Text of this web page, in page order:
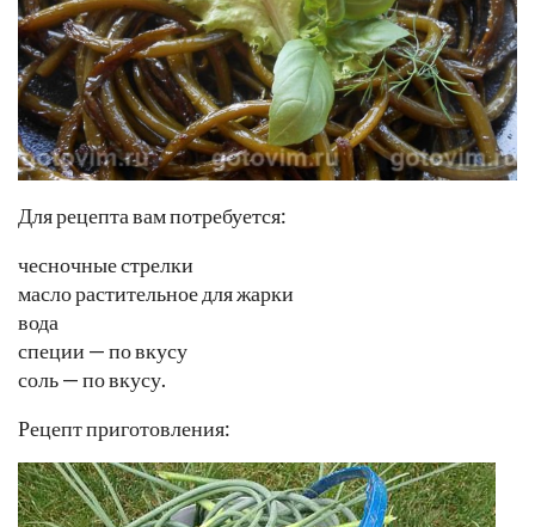
Для рецепта вам потребуется:
чесночные стрелки
масло растительное для жарки
вода
специи — по вкусу
соль — по вкусу.
Рецепт приготовления: